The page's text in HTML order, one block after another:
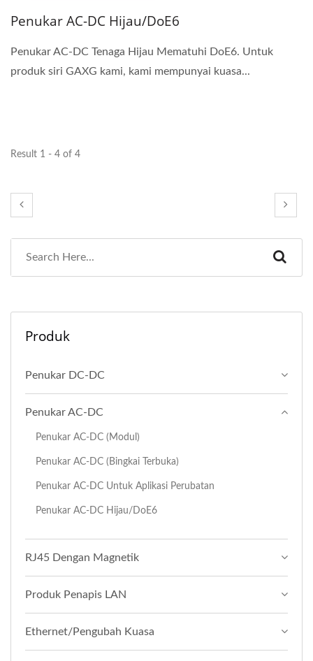
Penukar AC-DC Hijau/DoE6
Penukar AC-DC Tenaga Hijau Mematuhi DoE6. Untuk
produk siri GAXG kami, kami mempunyai kuasa...
Result 1 - 4 of 4
Produk
Penukar DC-DC
Penukar AC-DC
Penukar AC-DC (Modul)
Penukar AC-DC (Bingkai Terbuka)
Penukar AC-DC Untuk Aplikasi Perubatan
Penukar AC-DC Hijau/DoE6
RJ45 Dengan Magnetik
Produk Penapis LAN
Ethernet/Pengubah Kuasa